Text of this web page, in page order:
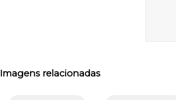
Imagens relacionadas